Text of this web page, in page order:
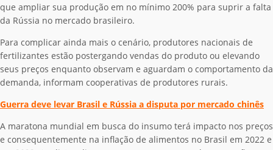
que ampliar sua produção em no mínimo 200% para suprir a falta
da Rússia no mercado brasileiro.
Para complicar ainda mais o cenário, produtores nacionais de
fertilizantes estão postergando vendas do produto ou elevando
seus preços enquanto observam e aguardam o comportamento da
demanda, informam cooperativas de produtores rurais.
Guerra deve levar Brasil e Rússia a disputa por mercado chinês
A maratona mundial em busca do insumo terá impacto nos preços
e consequentemente na inflação de alimentos no Brasil em 2022 e